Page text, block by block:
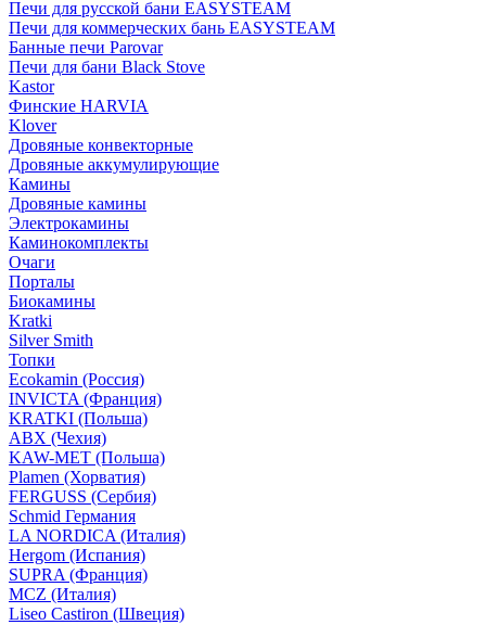
Печи для русской бани EASYSTEAM
Печи для коммерческих бань EASYSTEAM
Банные печи Parovar
Печи для бани Black Stove
Kastor
Финские HARVIA
Klover
Дровяные конвекторные
Дровяные аккумулирующие
Камины
Дровяные камины
Электрокамины
Каминокомплекты
Очаги
Порталы
Биокамины
Kratki
Silver Smith
Топки
Ecokamin (Россия)
INVICTA (Франция)
KRATKI (Польша)
ABX (Чехия)
KAW-MET (Польша)
Plamen (Хорватия)
FERGUSS (Сербия)
Schmid Германия
LA NORDICA (Италия)
Hergom (Испания)
SUPRA (Франция)
MCZ (Италия)
Liseo Castiron (Швеция)